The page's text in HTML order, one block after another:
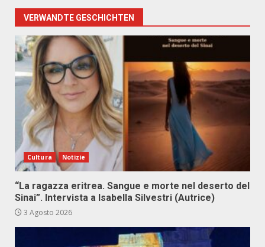
VERWANDTE GESCHICHTEN
Cultura Notizie
“La ragazza eritrea. Sangue e morte nel deserto del
Sinai”. Intervista a Isabella Silvestri (Autrice)
3 Agosto 2026